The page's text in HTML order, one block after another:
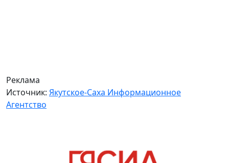
Реклама
Источник: Якутское-Саха Информационное
Агентство